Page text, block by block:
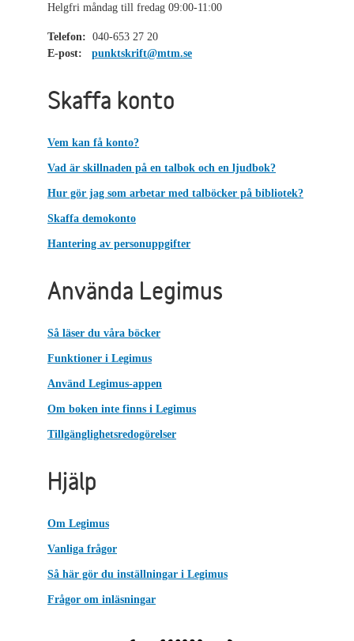
Helgfri måndag till fredag 09:00-11:00
Telefon: 040-653 27 20
E-post:
punktskrift@mtm.se
Skaffa konto
Vem kan få konto?
Vad är skillnaden på en talbok och en ljudbok?
Hur gör jag som arbetar med talböcker på bibliotek?
Skaffa demokonto
Hantering av personuppgifter
Använda Legimus
Så läser du våra böcker
Funktioner i Legimus
Använd Legimus-appen
Om boken inte finns i Legimus
Tillgänglighetsredogörelser
Hjälp
Om Legimus
Vanliga frågor
Så här gör du inställningar i Legimus
Frågor om inläsningar